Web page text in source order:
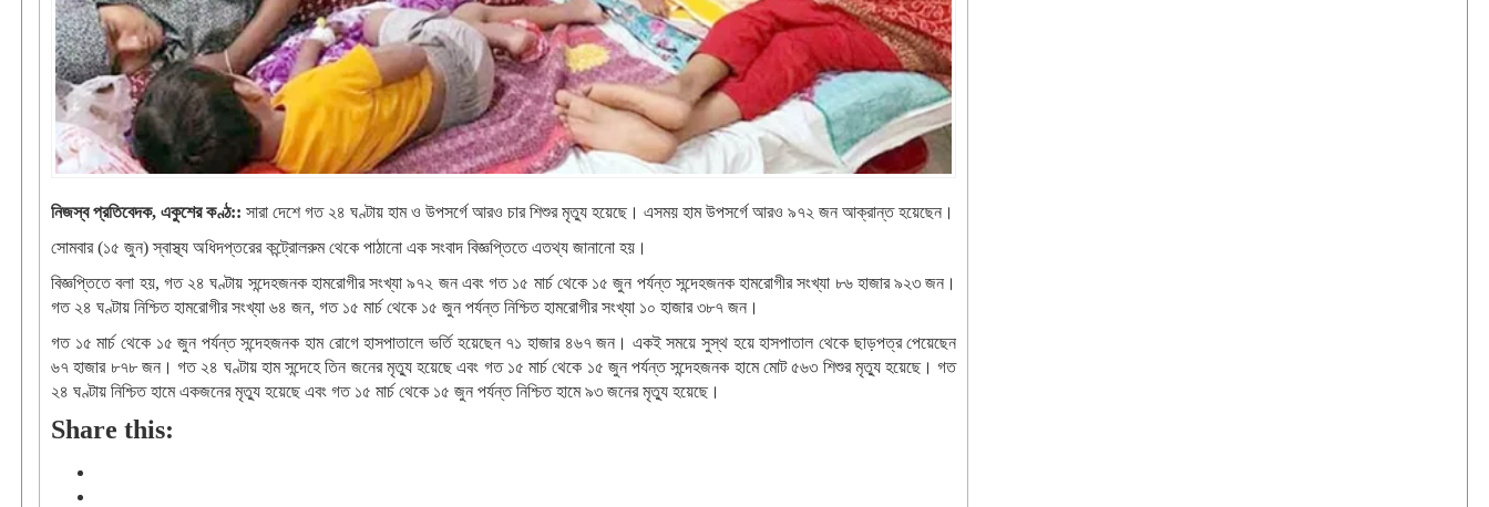
নিজস্ব প্রতিবেদক, একুশের কণ্ঠ:: সারা দেশে গত ২৪ ঘণ্টায় হাম ও উপসর্গে আরও চার শিশুর মৃত্যু হয়েছে। এসময় হাম উপসর্গে আরও ৯৭২ জন আক্রান্ত হয়েছেন।
সোমবার (১৫ জুন) স্বাস্থ্য অধিদপ্তরের কন্ট্রোলরুম থেকে পাঠানো এক সংবাদ বিজ্ঞপ্তিতে এতথ্য জানানো হয়।
বিজ্ঞপ্তিতে বলা হয়, গত ২৪ ঘণ্টায় সন্দেহজনক হামরোগীর সংখ্যা ৯৭২ জন এবং গত ১৫ মার্চ থেকে ১৫ জুন পর্যন্ত সন্দেহজনক হামরোগীর সংখ্যা ৮৬ হাজার ৯২৩ জন।
গত ২৪ ঘণ্টায় নিশ্চিত হামরোগীর সংখ্যা ৬৪ জন, গত ১৫ মার্চ থেকে ১৫ জুন পর্যন্ত নিশ্চিত হামরোগীর সংখ্যা ১০ হাজার ৩৮৭ জন।
গত ১৫ মার্চ থেকে ১৫ জুন পর্যন্ত সন্দেহজনক হাম রোগে হাসপাতালে ভর্তি হয়েছেন ৭১ হাজার ৪৬৭ জন। একই সময়ে সুস্থ হয়ে হাসপাতাল থেকে ছাড়পত্র পেয়েছেন
৬৭ হাজার ৮৭৮ জন। গত ২৪ ঘণ্টায় হাম সন্দেহে তিন জনের মৃত্যু হয়েছে এবং গত ১৫ মার্চ থেকে ১৫ জুন পর্যন্ত সন্দেহজনক হামে মোট ৫৬৩ শিশুর মৃত্যু হয়েছে। গত
২৪ ঘণ্টায় নিশ্চিত হামে একজনের মৃত্যু হয়েছে এবং গত ১৫ মার্চ থেকে ১৫ জুন পর্যন্ত নিশ্চিত হামে ৯৩ জনের মৃত্যু হয়েছে।
Share this: